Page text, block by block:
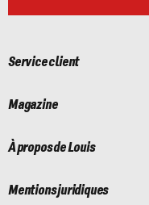
Service client
Magazine
À propos de Louis
Mentions juridiques